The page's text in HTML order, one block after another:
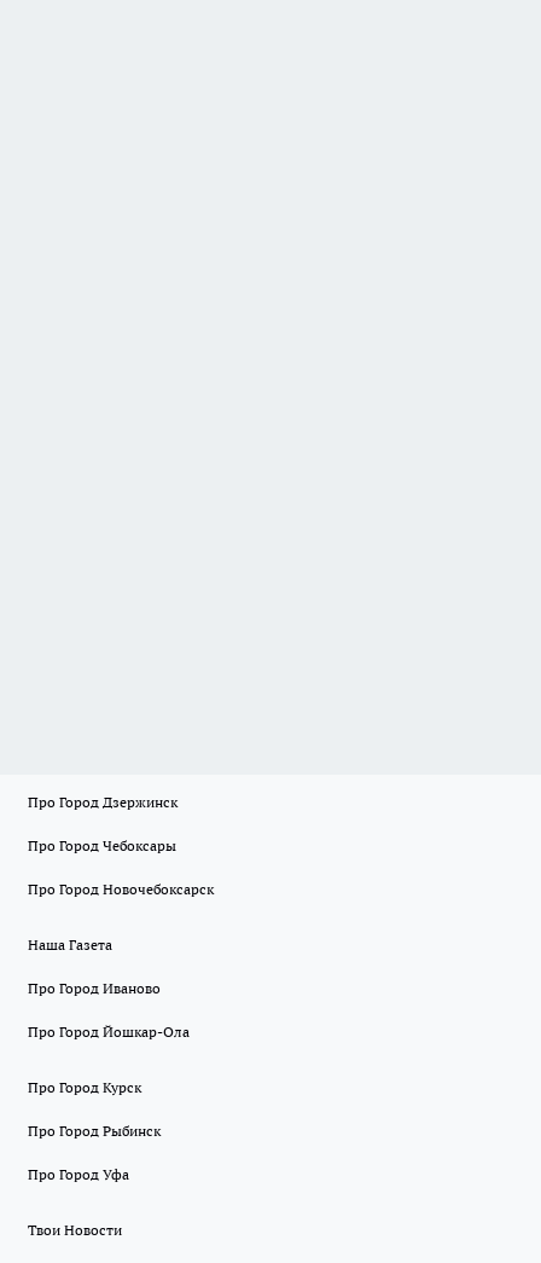
Про Город Дзержинск
Про Город Чебоксары
Про Город Новочебоксарск
Наша Газета
Про Город Иваново
Про Город Йошкар-Ола
Про Город Курск
Про Город Рыбинск
Про Город Уфа
Твои Новости